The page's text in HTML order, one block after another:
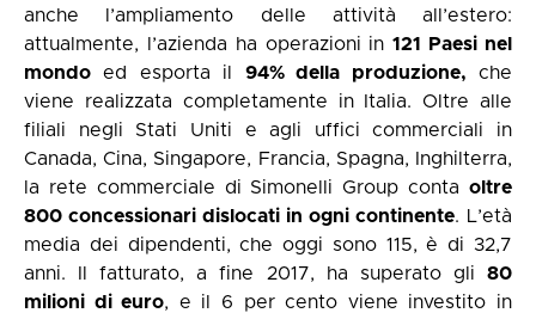
anche l’ampliamento delle attività all’estero:
attualmente, l’azienda ha operazioni in121 Paesi nel
mondo ed esporta il 94% della produzione, che
viene realizzata completamente in Italia. Oltre alle
filiali negli Stati Uniti e agli uffici commerciali in
Canada, Cina, Singapore, Francia, Spagna, Inghilterra,
la rete commerciale di Simonelli Group conta oltre
800 concessionari dislocati in ogni continente. L’età
media dei dipendenti, che oggi sono 115, è di 32,7
anni. Il fatturato, a fine 2017, ha superato gli 80
milioni di euro, e il 6 per cento viene investito in